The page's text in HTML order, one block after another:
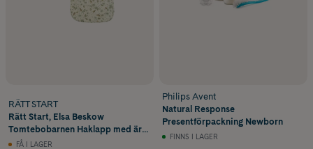
RÄTT START
Rätt Start, Elsa Beskow
Tomtebobarnen Haklapp med ärm
1stFÅ I LAGER
Philips Avent
Natural Response
Presentförpackning Newborn
FINNS I LAGER